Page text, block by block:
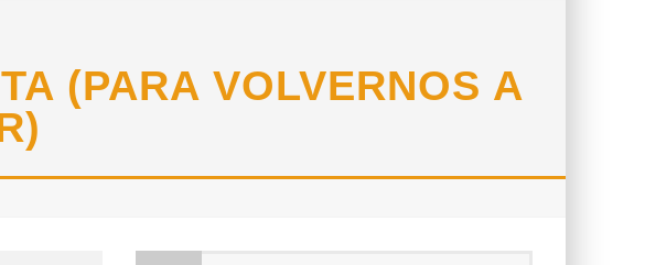
(PARA VOLVERNOS A